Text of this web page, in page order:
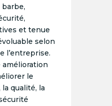
et tenue
selon
l’entreprise.
le
qualité, la